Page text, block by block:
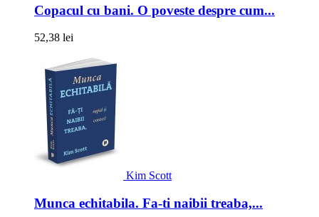
Copacul cu bani. O poveste despre cum...
52,38 lei
Kim Scott
Munca echitabila. Fa-ti naibii treaba,...